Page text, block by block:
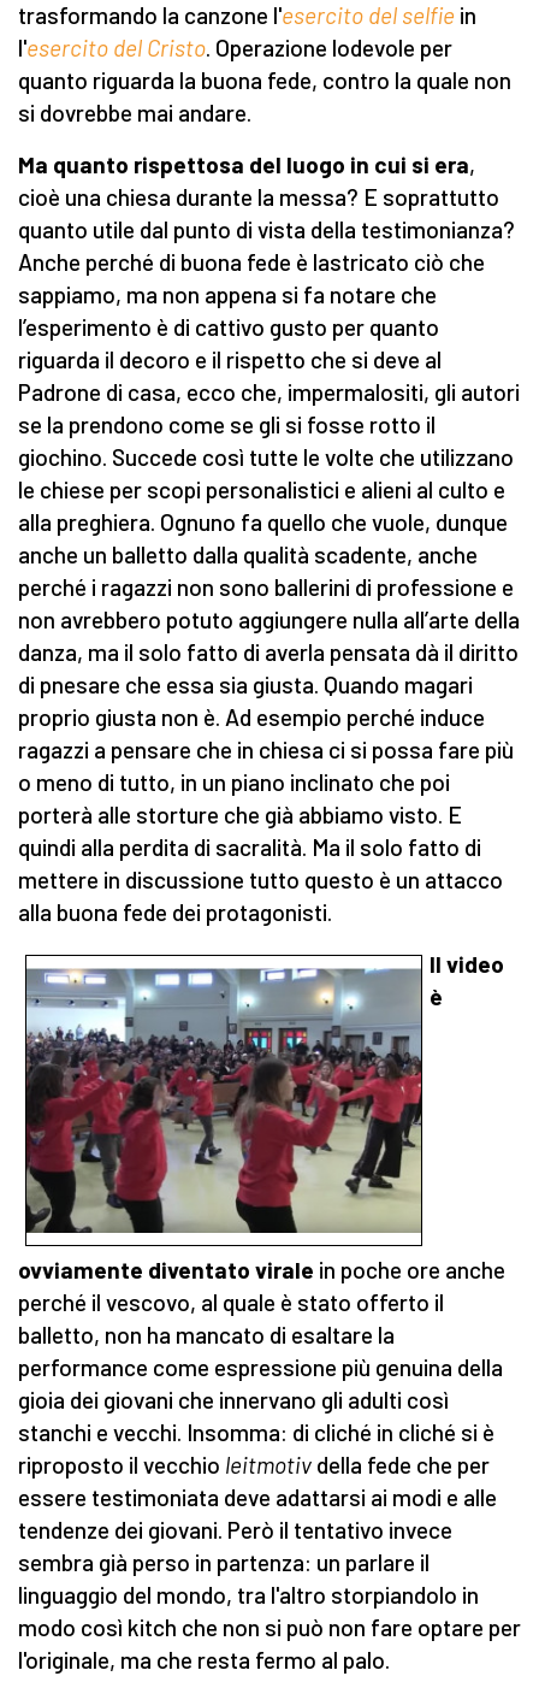
trasformando la canzone l'esercito del selfie in
l'esercito del Cristo. Operazione lodevole per
quanto riguarda la buona fede, contro la quale non
si dovrebbe mai andare.
Ma quanto rispettosa del luogo in cui si era,
cioè una chiesa durante la messa? E soprattutto
quanto utile dal punto di vista della testimonianza?
Anche perché di buona fede è lastricato ciò che
sappiamo, ma non appena si fa notare che
l’esperimento è di cattivo gusto per quanto
riguarda il decoro e il rispetto che si deve al
Padrone di casa, ecco che, impermalositi, gli autori
se la prendono come se gli si fosse rotto il
giochino. Succede così tutte le volte che utilizzano
le chiese per scopi personalistici e alieni al culto e
alla preghiera. Ognuno fa quello che vuole, dunque
anche un balletto dalla qualità scadente, anche
perché i ragazzi non sono ballerini di professione e
non avrebbero potuto aggiungere nulla all’arte della
danza, ma il solo fatto di averla pensata dà il diritto
di pnesare che essa sia giusta. Quando magari
proprio giusta non è. Ad esempio perché induce
ragazzi a pensare che in chiesa ci si possa fare più
o meno di tutto, in un piano inclinato che poi
porterà alle storture che già abbiamo visto. E
quindi alla perdita di sacralità. Ma il solo fatto di
mettere in discussione tutto questo è un attacco
alla buona fede dei protagonisti.
Il video
è
ovviamente diventato virale in poche ore anche
perché il vescovo, al quale è stato offerto il
balletto, non ha mancato di esaltare la
performance come espressione più genuina della
gioia dei giovani che innervano gli adulti così
stanchi e vecchi. Insomma: di cliché in cliché si è
riproposto il vecchio leitmotiv della fede che per
essere testimoniata deve adattarsi ai modi e alle
tendenze dei giovani. Però il tentativo invece
sembra già perso in partenza: un parlare il
linguaggio del mondo, tra l'altro storpiandolo in
modo così kitch che non si può non fare optare per
l'originale, ma che resta fermo al palo.